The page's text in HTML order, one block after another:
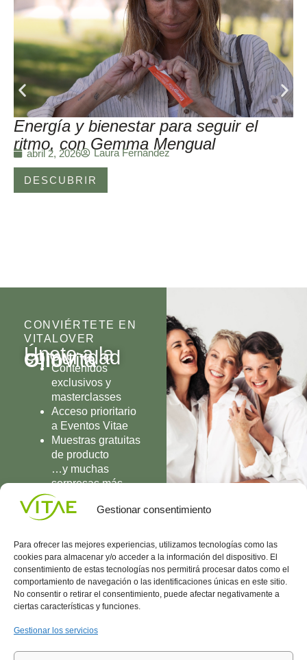
Gestionar consentimiento
Para ofrecer las mejores experiencias, utilizamos tecnologías como las
cookies para almacenar y/o acceder a la información del dispositivo. El
consentimiento de estas tecnologías nos permitirá procesar datos como el
comportamiento de navegación o las identificaciones únicas en este sitio.
No consentir o retirar el consentimiento, puede afectar negativamente a
ciertas características y funciones.
Gestionar los servicios
Energía y bienestar para seguir el
ritmo, con Gemma Mengual
abril 2, 2026 Laura Fernández
DESCUBRIR
CONVIÉRTETE EN
VITALOVER
Únete a la
comunidad
OlioVita
Contenidos
exclusivos y
masterclasses
Acceso prioritario
a Eventos Vitae
Muestras gratuitas
de producto
…y muchas
sorpresas más
UNIRME
Conocenos
Vitae
l
Área
Política
de
(+34)
935